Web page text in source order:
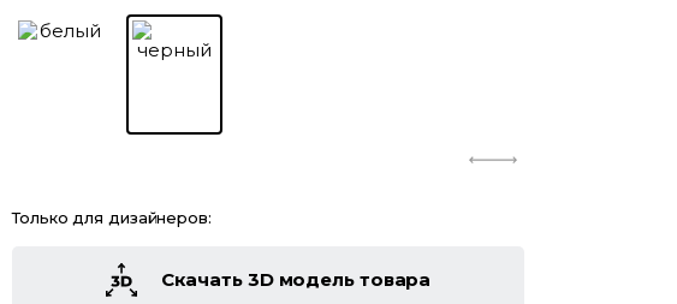
Только для дизайнеров:
Скачать 3D модель товара